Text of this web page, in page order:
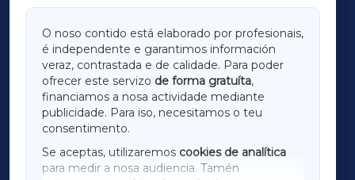
O noso contido está elaborado por profesionais,
é independente e garantimos información
veraz, contrastada e de calidade. Para poder
ofrecer este servizo de forma gratuíta,
financiamos a nosa actividade mediante
publicidade. Para iso, necesitamos o teu
consentimento.
Se aceptas, utilizaremos cookies de analítica
para medir a nosa audiencia. Tamén
LUGOXA
TERRACHAXA